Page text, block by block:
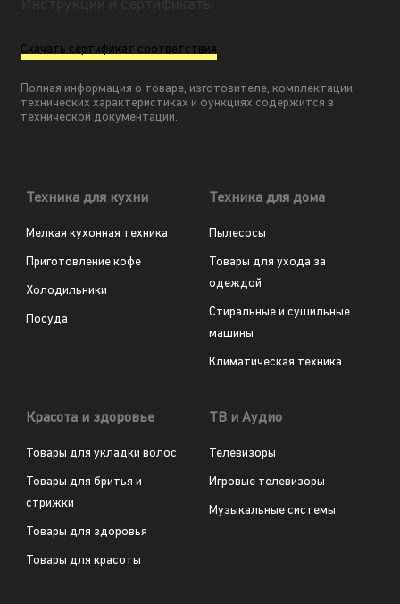
Скачать сертификат соответствия
Полная информация о товаре, изготовителе, комплектации,
технических характеристиках и функциях содержится в
технической документации.
Техника для кухни
Мелкая кухонная техника
Приготовление кофе
Холодильники
Посуда
Техника для дома
Пылесосы
Товары для ухода за
одеждой
Стиральные и сушильные
машины
Климатическая техника
Красота и здоровье
Товары для укладки волос
Товары для бритья и
стрижки
Товары для здоровья
Товары для красоты
ТВ и Аудио
Телевизоры
Игровые телевизоры
Музыкальные системы